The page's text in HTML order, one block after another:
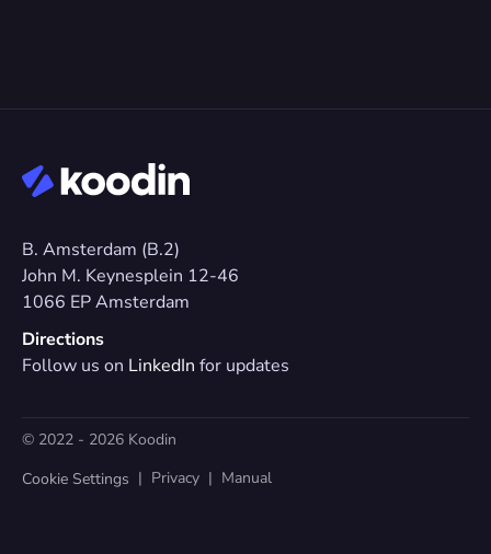
B. Amsterdam (B.2)
John M. Keynesplein 12-46
1066 EP Amsterdam
Directions
Follow us on LinkedIn for updates
© 2022 - 2026 Koodin
Cookie Settings
  |
Privacy
  |
Manual